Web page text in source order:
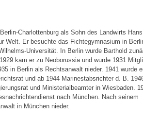
Charlottenburg als Sohn des Landwirts Hans
Welt. Er besuchte das Fichtegymnasium in
Universität. In Berlin wurde Barthold
kam er zu Neoborussia und wurde 1931
in Berlin als Rechtsanwalt nieder. 1941 wurde
und ab 1944 Marinestabsrichter d. B.
und Ministerialbeamter in Wiesbaden.
nach München. Nach seinem
in München nieder.